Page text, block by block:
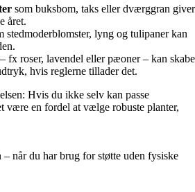
som buksbom, taks eller dværggran giver
året.
stedmoderblomster, lyng og tulipaner kan
– fx roser, lavendel eller pæoner – kan skabe
hvis reglerne tillader det.
Hvis du ikke selv kan passe
være en fordel at vælge robuste planter,
når du har brug for støtte uden fysiske